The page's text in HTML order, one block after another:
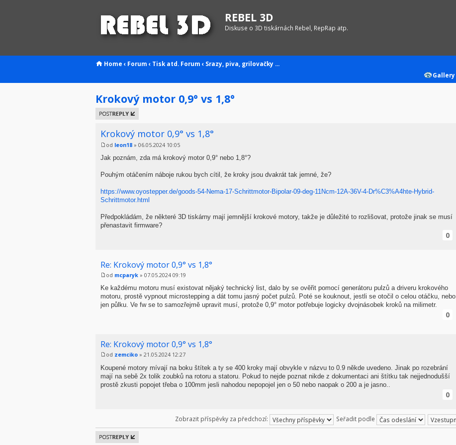
REBEL 3D
Diskuse o 3D tiskárnách Rebel, RepRap atp.
Home ‹ Forum ‹ Tisk atd. Forum ‹ Srazy, piva, grilovačky ...
Gallery
Krokový motor 0,9° vs 1,8°
Odeslat
odpověď
Krokový motor 0,9° vs 1,8°
od leon18 » 06.05.2024 10:05
Jak poznám, zda má krokový motor 0,9° nebo 1,8°?
Pouhým otáčením náboje rukou bych cítil, že kroky jsou dvakrát tak jemné, že?
https://www.oyostepper.de/goods-54-Nema-17-Schrittmotor-Bipolar-09-deg-11Ncm-12A-36V-4-Dr%C3%A4hte-Hybrid-
Schrittmotor.html
Předpokládám, že některé 3D tiskárny mají jemnější krokové motory, takže je důležité to rozlišovat, protože jinak se musí
přenastavit firmware?
0
Re: Krokový motor 0,9° vs 1,8°
od mcparyk » 07.05.2024 09:19
Ke každému motoru musí existovat nějaký technický list, dalo by se ověřit pomocí generátoru pulzů a driveru krokového
motoru, prostě vypnout microstepping a dát tomu jasný počet pulzů. Poté se kouknout, jestli se otočil o celou otáčku, nebo
jen půlku. Ve fw se to samozřejmě upravit musí, protože 0,9° motor potřebuje logicky dvojnásobek kroků na milimetr.
0
Re: Krokový motor 0,9° vs 1,8°
od zemciko » 21.05.2024 12:27
Koupené motory mívají na boku štítek a ty se 400 kroky mají obvykle v názvu to 0.9 někde uvedeno. Jinak po rozebrání
mají na sebě 2x tolik zoubků na rotoru a statoru. Pokud to nejde poznat nikde z dokumentaci ani štítku tak nejjednodušší
prostě zkusti popojet třeba o 100mm jesli nahodou nepopojel jen o 50 nebo naopak o 200 a je jasno..
0
Zobrazit příspěvky za předchozí: Seřadit podle
Odeslat
odpověď